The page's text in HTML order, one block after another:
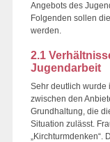
Angebots des
Folgenden sollen
werden.
2.1
Jugendarbeit
Sehr deutlich wurde
zwischen den
Grundhaltung, die
Situation zulässt.
„Kirchturmdenken“.